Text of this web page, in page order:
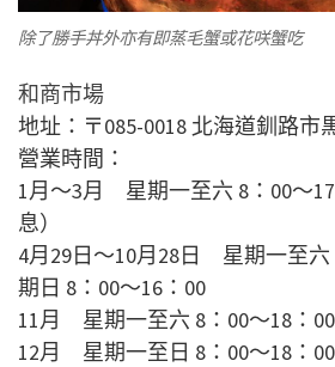
除了勝手丼外亦有即蒸毛蟹或花咲蟹吃
和商市場
地址：〒085-0018 北海道釧路市
營業時間：
1月〜3月 星期一至六 8：00〜
息）
4月29日～10月28日 星期一至六
期日 8：00～16：00
11月 星期一至六 8：00〜18：00
12月 星期一至日 8：00～18：00